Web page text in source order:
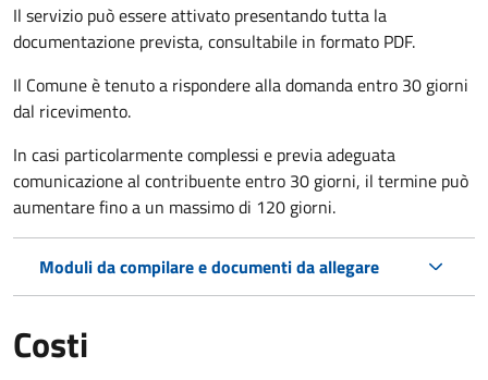
Il servizio può essere attivato presentando tutta la
documentazione prevista, consultabile in formato PDF.
Il Comune è tenuto a rispondere alla domanda entro 30 giorni
dal ricevimento.
In casi particolarmente complessi e previa adeguata
comunicazione al contribuente entro 30 giorni, il termine può
aumentare fino a un massimo di 120 giorni.
Moduli da compilare e documenti da allegare
Costi